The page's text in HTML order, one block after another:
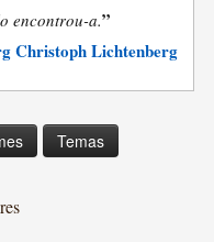
encontrou-a.”
Christoph Lichtenberg
Temas